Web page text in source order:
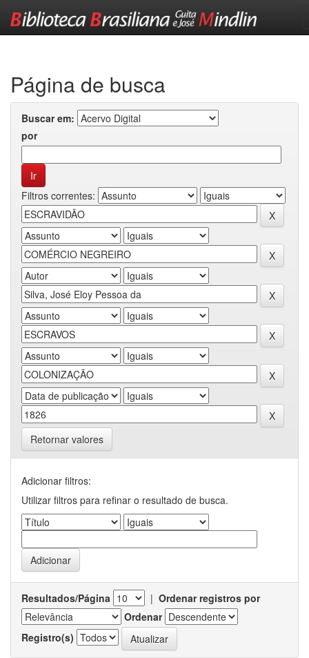
Página de busca
Buscar em:
por
Filtros correntes:
Retornar valores
Adicionar filtros:
Utilizar filtros para refinar o resultado de busca.
Resultados/Página | Ordenar registros por
Ordenar
Registro(s)